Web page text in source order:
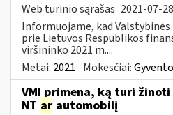
Web turinio sąrašas 2021-07-28
Informuojame, kad Valstybinės
prie Lietuvos Respublikos
viršininko 2021 m....
Metai: 2021 Mokesčiai:
VMI primena, ką turi
NT ar automobilį